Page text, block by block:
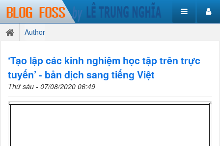
Author
‘Tạo lập các kinh nghiệm học tập trên trực
tuyến’ - bản dịch sang tiếng Việt
Thứ sáu - 07/08/2020 06:49